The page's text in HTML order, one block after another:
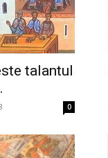
talantul
0